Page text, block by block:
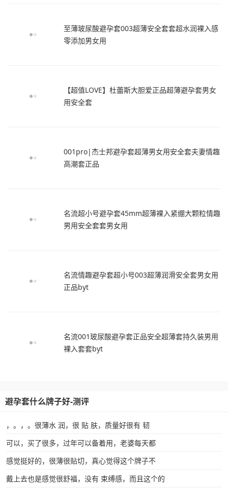
至薄玻尿酸避孕套003超薄安全套套超水润裸入感
零添加男女用
【超值LOVE】杜蕾斯大胆爱正品超薄避孕套男女
用安全套
001pro|杰士邦避孕套超薄男女用安全套夫妻情趣
高潮套正品
名流超小号避孕套45mm超薄裸入紧绷大颗粒情趣
男用安全套套男女用
名流情趣避孕套超小号003超薄润滑安全套男女用
正品byt
名流001玻尿酸避孕套正品安全超薄套持久装男用
裸入套套byt
避孕套什么牌子好-测评
，。，。很薄水 润，很 贴 肤，质量好很有 韧
可以，买了很多，过年可以备着用，老婆每天都
感觉挺好的，很薄很贴切，真心觉得这个牌子不
戴上去也是感觉很舒福，没有 束缚感，而且这个的